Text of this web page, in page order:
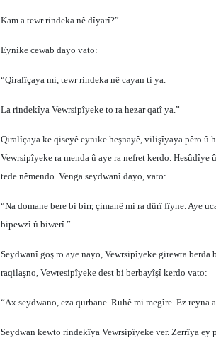
Kam a tewr rindeka nê dîyarî?”
Eynike cewab dayo vato:
“Qiralîçaya mi, tewr rindeka nê cayan ti ya.
La rindekîya Vewrsipîyeke to ra hezar qatî ya.”
Qiralîçaya ke qiseyê eynike heşnayê, vilişîyaya pêro û
Vewrsipîyeke ra menda û aye ra nefret kerdo.
tede nêmendo. Venga seydwanî dayo, vato:
“Na domane bere bi birr, çimanê mi ra dûrî fîyne. Aye
bipewzî û biwerî.”
Seydwanî goş ro aye nayo, Vewrsipîyeke girewta
raqilaşno, Vewresipîyeke dest bi berbayîşî kerdo vato:
“Ax seydwano, eza qurbane. Ruhê mi megîre. Ez reyna
Seydwan kewto rindekîya Vewrsipîyeke ver. Zerrîya ey